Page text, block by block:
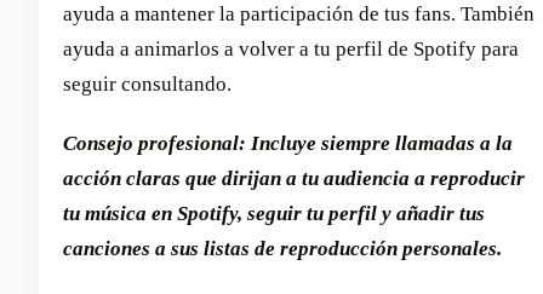
ayuda a mantener la participación de tus fans. También
ayuda a animarlos a volver a tu perfil de Spotify para
seguir consultando.
Consejo profesional: Incluye siempre llamadas a la
acción claras que dirijan a tu audiencia a reproducir
tu música en Spotify, seguir tu perfil y añadir tus
canciones a sus listas de reproducción personales.